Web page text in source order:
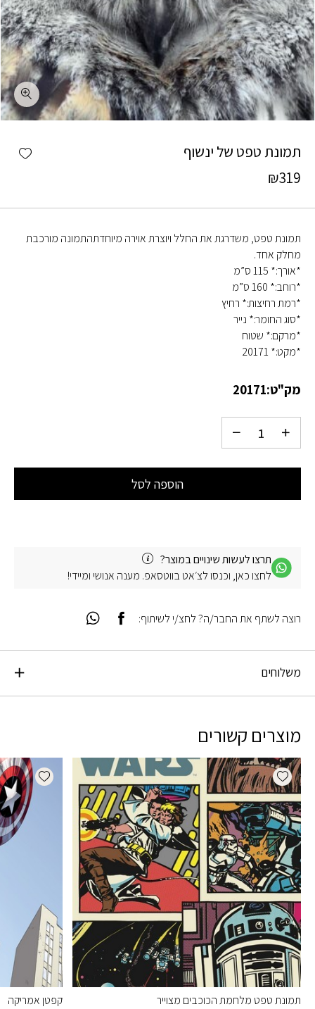
תמונת טפט של ינשוף
₪319
תמונת טפט, משדרגת את החלל ויוצרת אוירה מיוחדתהתמונה מורכבת
מחלק אחד.
*אורך:* 115 ס”מ
*רוחב:* 160 ס”מ
*רמת רחיצות:* רחיץ
*סוג החומר:* נייר
*מרקם:* שטוח
*מקט:* 20171
מק"ט:20171
הוספה לסל
תרצו לעשות שינויים במוצר?
לחצו כאן, וכנסו לצ׳אט בווטסאפ. מענה אנושי ומיידי!
משלוחים
רוצה לשתף את החבר/ה? לחצ/י לשיתוף:
מוצרים קשורים
Add wishlist
תמונת טפט מלחמת הכוכבים מצוייר
wishlist
קפטן אמריקה